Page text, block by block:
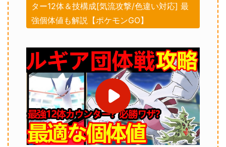
ター12体＆技構成[気流攻撃/色違い対応] 最
強個体値も解説【ポケモンGO】